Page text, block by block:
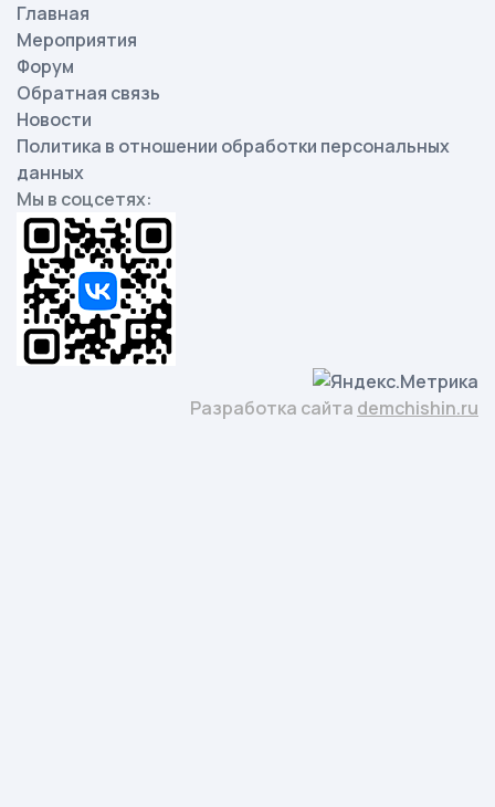
Главная
Мероприятия
Форум
Обратная связь
Новости
Политика в отношении обработки персональных
данных
Мы в соцсетях:
Разработка сайта demchishin.ru